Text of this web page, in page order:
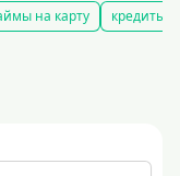
на карту кредиты